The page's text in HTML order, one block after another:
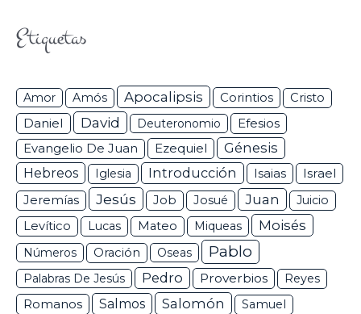
Etiquetas
Amor Amós Apocalipsis Corintios Cristo
Daniel David Deuteronomio Efesios
Evangelio De Juan Ezequiel
Génesis
Hebreos
Iglesia Introducción Isaias Israel
Jeremías Jesús Job Josué Juan
Juicio
Levítico
Lucas Mateo Miqueas Moisés
Números Oración Oseas Pablo
Palabras De Jesús Pedro Proverbios Reyes
Romanos Salmos Salomón
Samuel